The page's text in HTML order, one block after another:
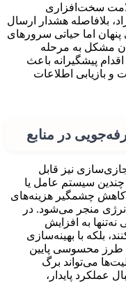
سخت‌افزاری
بلافاصله هشدار ارسال
اما حیاتی سرورهای
مشکل به مرحله
پیشگیرانه باعث
و بازیابی اطلاعات
در منابع
نیز قابل
چندین سیستم عامل یا
کاهش چشمگیر هزینه‌های
منجر می‌شود. در
به افزایش
بلکه با بهینه‌سازی
طرز محسوسی پایین
می‌تواند برگ
عملکرد پایدار،